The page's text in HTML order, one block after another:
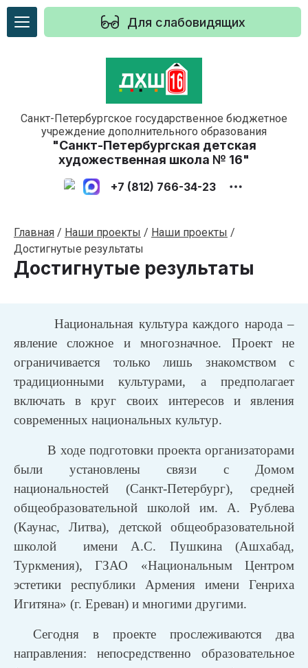
Для слабовидящих
Санкт-Петербургское государственное бюджетное
учреждение дополнительного образования
"Санкт-Петербургская детская
художественная школа № 16"
+7 (812) 766-34-23
Главная / Наши проекты / Наши проекты /
Достигнутые результаты
Достигнутые результаты
Национальная культура каждого народа –
явление сложное и многозначное. Проект не
ограничивается только лишь знакомством с
традиционными культурами, а предполагает
включать в круг своих интересов и явления
современных национальных культур.
В ходе подготовки проекта организаторами
были установлены связи с Домом
национальностей (Санкт-Петербург), средней
общеобразовательной школой им. А. Рублева
(Каунас, Литва), детской общеобразовательной
школой имени А.С. Пушкина (Ашхабад,
Туркмения), ГЗАО «Национальным Центром
эстетики республики Армения имени Генриха
Игитяна» (г. Ереван) и многими другими.
Сегодня в проекте прослеживаются два
направления: непосредственно образовательное